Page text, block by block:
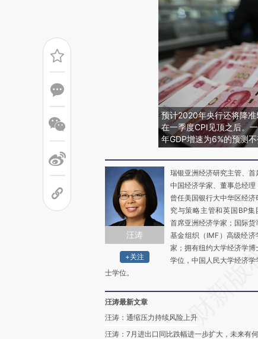
预计2020年央行还将降
在一季度CPI见顶之后。
年GDP增速为6%的预测不
汪涛
+关注
瑞银亚洲经济研究主管、首
中国经济学家、董事总经理
曾任美国银行大中华区经济
究与策略主管和英国BP集
首席亚洲经济学家；国际货
基金组织（IMF）高级经济
家；拥有纽约大学经济学博
学位，中国人民大学经济学
士学位。
汪涛最新文章
汪涛：通缩压力持续风险上升
汪涛：7月进出口同比跌幅进一步扩大，未来有何